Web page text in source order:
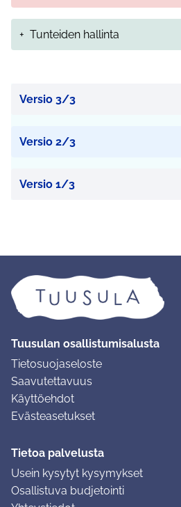
+ Tunteiden hallinta
Versio 3/3
Versio 2/3
Versio 1/3
Tuusulan osallistumisalusta
Tietosuojaseloste
Saavutettavuus
Käyttöehdot
Evästeasetukset
Tietoa palvelusta
Usein kysytyt kysymykset
Osallistuva budjetointi